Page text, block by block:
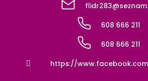
flidr283@
608 666 211
608 666 211
https://